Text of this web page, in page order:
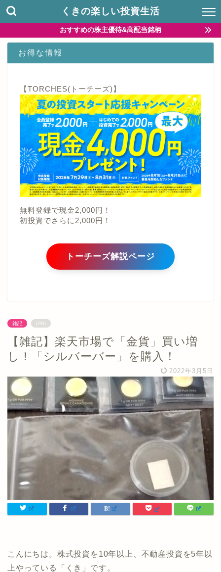
くきの楽しい投資生活
おすすめの株主優待&高配当銘柄
お得な情報
【TORCHES(トーチーズ)】
無料登録で現金2,000円！
初投資でさらに2,000円！
トーチーズ解説ページ
雑記 [PR]
【雑記】楽天市場で「金貨」買い増
し！「シルバーバー」を購入！
2022年3月5日
こんにちは。株式投資を10年以上、不動産投資を5年以
上やっている「くき」です。